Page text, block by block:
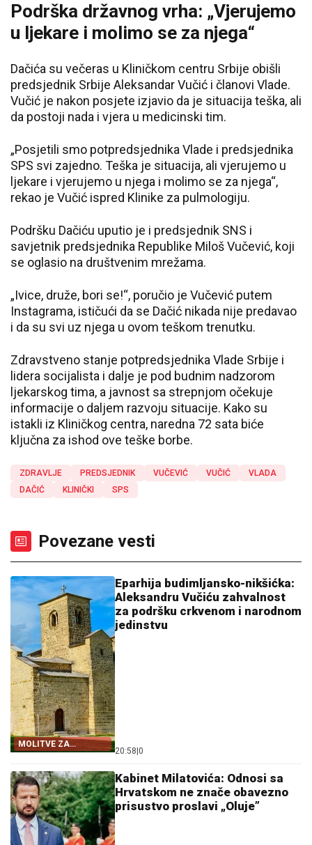
Podrška državnog vrha: „Vjerujemo
u ljekare i molimo se za njega“
Dačića su večeras u Kliničkom centru Srbije obišli
predsjednik Srbije Aleksandar Vučić i članovi Vlade.
Vučić je nakon posjete izjavio da je situacija teška, ali
da postoji nada i vjera u medicinski tim.
„Posjetili smo potpredsjednika Vlade i predsjednika
SPS svi zajedno. Teška je situacija, ali vjerujemo u
ljekare i vjerujemo u njega i molimo se za njega“,
rekao je Vučić ispred Klinike za pulmologiju.
Podršku Dačiću uputio je i predsjednik SNS i
savjetnik predsjednika Republike Miloš Vučević, koji
se oglasio na društvenim mrežama.
„Ivice, druže, bori se!“, poručio je Vučević putem
Instagrama, ističući da se Dačić nikada nije predavao
i da su svi uz njega u ovom teškom trenutku.
Zdravstveno stanje potpredsjednika Vlade Srbije i
lidera socijalista i dalje je pod budnim nadzorom
ljekarskog tima, a javnost sa strepnjom očekuje
informacije o daljem razvoju situacije. Kako su
istakli iz Kliničkog centra, naredna 72 sata biće
ključna za ishod ove teške borbe.
ZDRAVLJE PREDSJEDNIK VUČEVIĆ VUČIĆ
VLADA
DAČIĆ
KLINIČKI SPS
Povezane vesti
MOLITVE ZA
ZDRAVLJE I USPJEH
Eparhija budimljansko-nikšićka:
Aleksandru Vučiću zahvalnost
za podršku crkvenom i narodnom
jedinstvu
20:58 0
Kabinet Milatovića: Odnosi sa
Hrvatskom ne znače obavezno
prisustvo proslavi „Oluje”